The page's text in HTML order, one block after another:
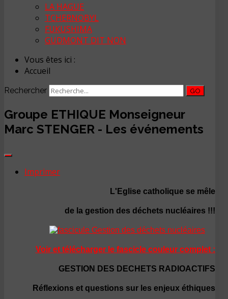
LA HAGUE
TCHERNOBYL
FUKUSHIMA
GUDMONT DIT NON
Vous êtes ici :
Accueil
Rechercher GO
Groupe ETHIQUE Monseigneur
Marc STENGER - Les événements
Imprimer
L'Eglise catholique se mêle
de la gestion des déchets nucléaires !!!
Voir et télécharger le fascicle couleur complet :
GESTION DES DECHETS RADIOACTIFS
Réflexions et questions sur les enjeux éthiques